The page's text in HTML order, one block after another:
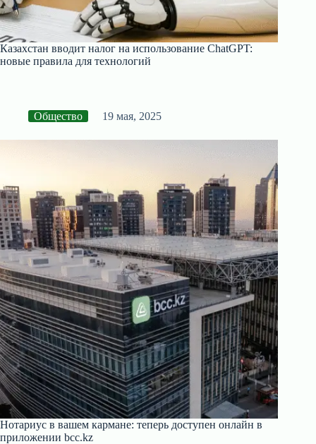
Казахстан вводит налог на использование ChatGPT:
новые правила для технологий
Общество 19 мая, 2025
Нотариус в вашем кармане: теперь доступен онлайн в
приложении bcc.kz